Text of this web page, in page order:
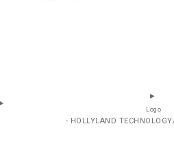
Logo
- HOLLYLAND